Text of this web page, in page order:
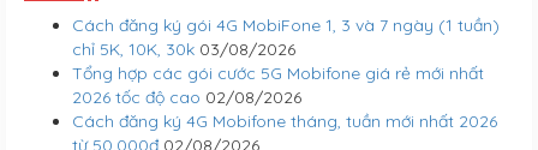
Cách đăng ký gói 4G MobiFone 1, 3 và 7 ngày (1 tuần)
chỉ 5K, 10K, 30k 03/08/2026
Tổng hợp các gói cước 5G Mobifone giá rẻ mới nhất
2026 tốc độ cao 02/08/2026
Cách đăng ký 4G Mobifone tháng, tuần mới nhất 2026
từ 50.000đ 02/08/2026